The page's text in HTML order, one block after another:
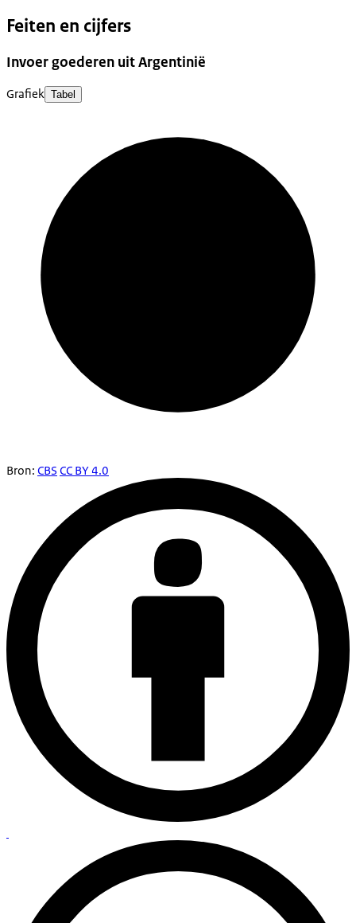
Feiten en cijfers
Invoer goederen uit Argentinië
Grafiek Tabel
Bron: CBS CC BY 4.0